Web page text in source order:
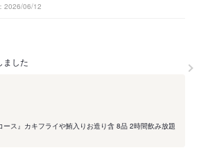
2026/06/12
ました
ース』カキフライや鮪入りお造り含 8品 2時間飲み放題